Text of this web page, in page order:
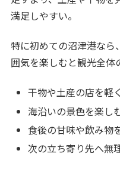
満足しやすい。
特に初めての沼津港な
囲気を楽しむと観光全体
干物や土産の店を軽
海沿いの景色を楽し
食後の甘味や飲み物
次の立ち寄り先へ無